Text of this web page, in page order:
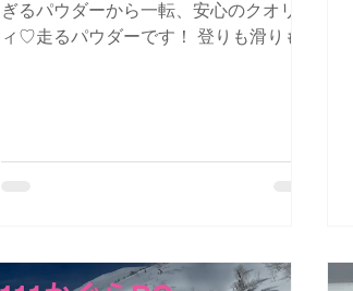
ぎるパウダーから一転、安心のクオリテ
ィ♡走るパウダーです！ 登りも滑りも
平和だといいのになぁ。 RINA